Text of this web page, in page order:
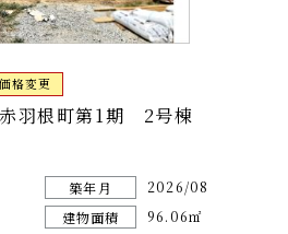
価格変更
赤羽根町第1期 2号棟
築年月
2026/08
建物面積 96.06㎡